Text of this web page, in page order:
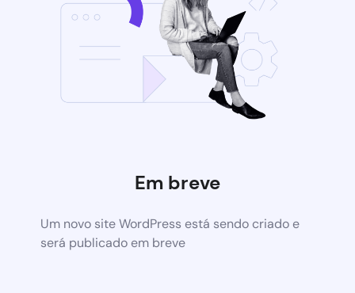
Em breve
Um novo site WordPress está sendo criado e
será publicado em breve